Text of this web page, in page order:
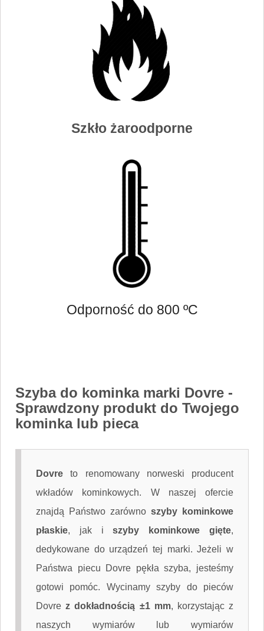
Szkło żaroodporne
Odporność do 800 ºC
Szyba do kominka marki Dovre -
Sprawdzony produkt do Twojego
kominka lub pieca
Dovre to renomowany norweski producent
wkładów kominkowych. W naszej ofercie
znajdą Państwo zarówno szyby kominkowe
płaskie, jak iszyby kominkowe gięte,
dedykowane do urządzeń tej marki. Jeżeli w
Państwa piecu Dovre pękła szyba, jesteśmy
gotowi pomóc. Wycinamy szyby do pieców
Dovrez dokładnością ±1 mm, korzystając z
naszych wymiarów lub wymiarów